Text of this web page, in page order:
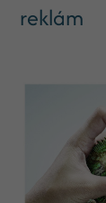
reklám